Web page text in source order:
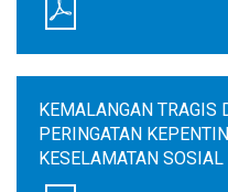
KEMALANGAN TRAGIS
PERINGATAN
KESELAMATAN